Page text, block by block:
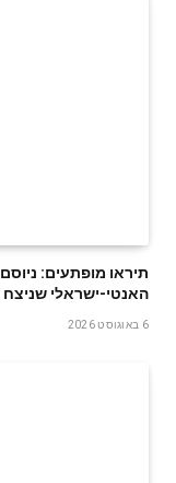
תיראו מופתעים:
האנטי-ישראלי
6 באוגוסט 2026